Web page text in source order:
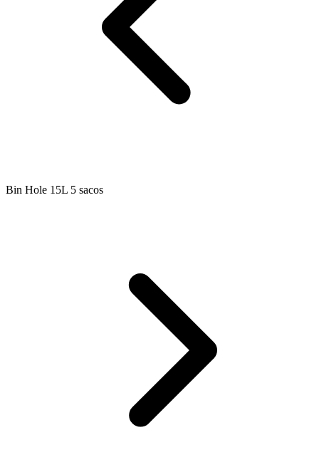
Bin Hole 15L 5 sacos